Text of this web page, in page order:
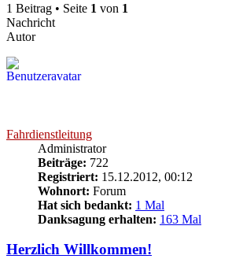
1 Beitrag • Seite 1 von 1
Nachricht
Autor
Fahrdienstleitung
Administrator
Beiträge: 722
Registriert: 15.12.2012, 00:12
Wohnort: Forum
Hat sich bedankt: 1 Mal
Danksagung erhalten: 163 Mal
Herzlich Willkommen!